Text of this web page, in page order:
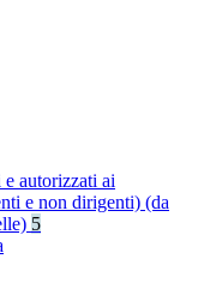
autorizzati ai
e non dirigenti) (da
5